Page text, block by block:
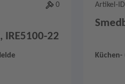
0
Gefrierschrank 178 cm, IRE5100-22
Artikel-